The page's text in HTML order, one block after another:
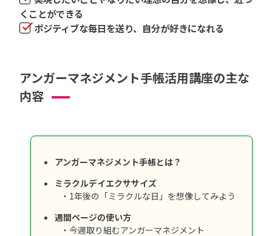
くことができる
ポジティブな毎日を送り、自分が好きになれる
アンガーマネジメント手帳活用講座の主な
内容
アンガーマネジメント手帳とは？
ミラクルデイエクササイズ
・1年後の「ミラクルな日」を想像してみよう
週間ページの使い方
・今週取り組むアンガーマネジメント